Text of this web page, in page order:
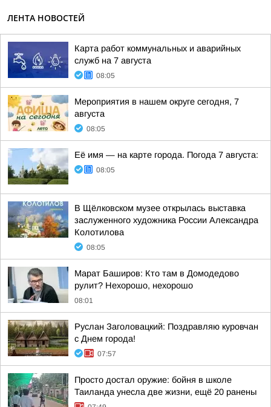
ЛЕНТА НОВОСТЕЙ
Карта работ коммунальных и аварийных
служб на 7 августа
08:05
Мероприятия в нашем округе сегодня, 7
августа
08:05
Её имя — на карте города. Погода 7 августа:
08:05
В Щёлковском музее открылась выставка
заслуженного художника России Александра
Колотилова
08:05
Марат Баширов: Кто там в Домодедово
рулит? Нехорошо, нехорошо
08:01
Руслан Заголовацкий: Поздравляю куровчан
с Днем города!
07:57
Просто достал оружие: бойня в школе
Таиланда унесла две жизни, ещё 20 ранены